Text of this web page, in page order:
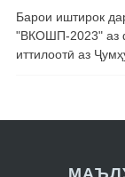
Барои иштирок
"ВКОШП-2023" аз
иттилоотӣ аз